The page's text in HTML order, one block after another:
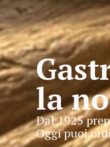
la
Dal 1925
Oggi puoi